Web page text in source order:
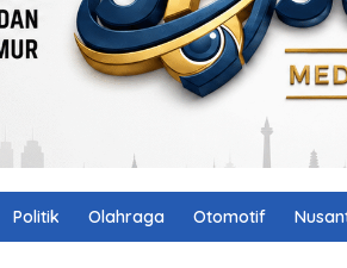
Politik Olahraga Otomotif